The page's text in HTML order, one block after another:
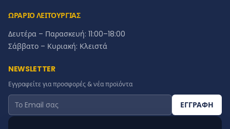
ΩΡΑΡΙΟ ΛΕΙΤΟΥΡΓΙΑΣ
Δευτέρα – Παρασκευή: 11:00–18:00
Σάββατο – Κυριακή: Κλειστά
NEWSLETTER
Εγγραφείτε για προσφορές & νέα προϊόντα
ΕΓΓΡΑΦΗ